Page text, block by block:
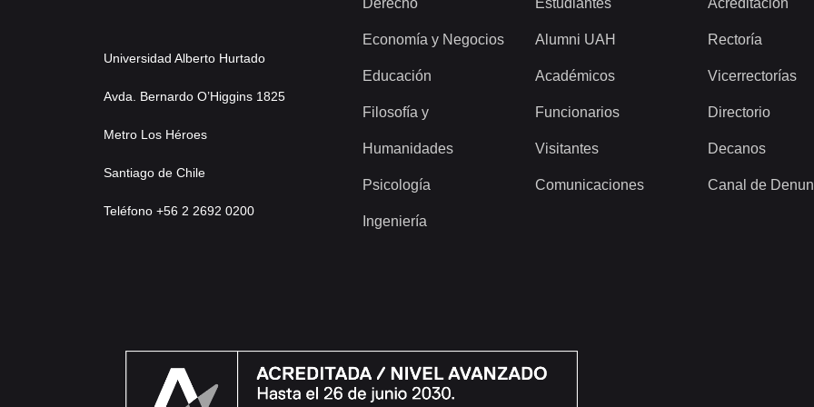
Universidad Alberto Hurtado
Avda. Bernardo O’Higgins 1825
Metro Los Héroes
Santiago de Chile
Teléfono +56 2 2692 0200
Economía y Negocios
Educación
Filosofía y
Humanidades
Psicología
Ingeniería
Alumni UAH
Académicos
Funcionarios
Visitantes
Comunicaciones
Rectoría
Vicerrectorías
Directorio
Decanos
Canal de